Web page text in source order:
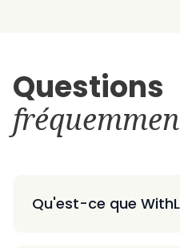
Questions
Qu'est-ce que